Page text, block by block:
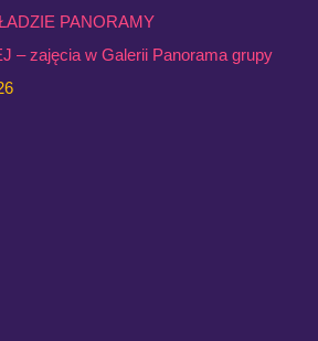
PANORAMY
– zajęcia w Galerii Panorama grupy